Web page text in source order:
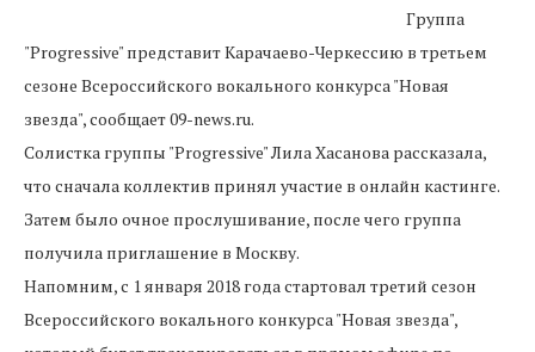
Группа
"Progressive" представит Карачаево-Черкессию в третьем
сезоне Всероссийского вокального конкурса "Новая
звезда", сообщает 09-news.ru.
Солистка группы "Progressive" Лила Хасанова рассказала,
что сначала коллектив принял участие в онлайн кастинге.
Затем было очное прослушивание, после чего группа
получила приглашение в Москву.
Напомним, с 1 января 2018 года стартовал третий сезон
Всероссийского вокального конкурса "Новая звезда",